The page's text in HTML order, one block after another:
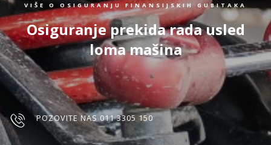
VIŠE O OSIGURANJU FINANSIJSKIH GUBITAKA
Osiguranje prekida rada usled
loma mašina
POZOVITE NAS 011 3305 150